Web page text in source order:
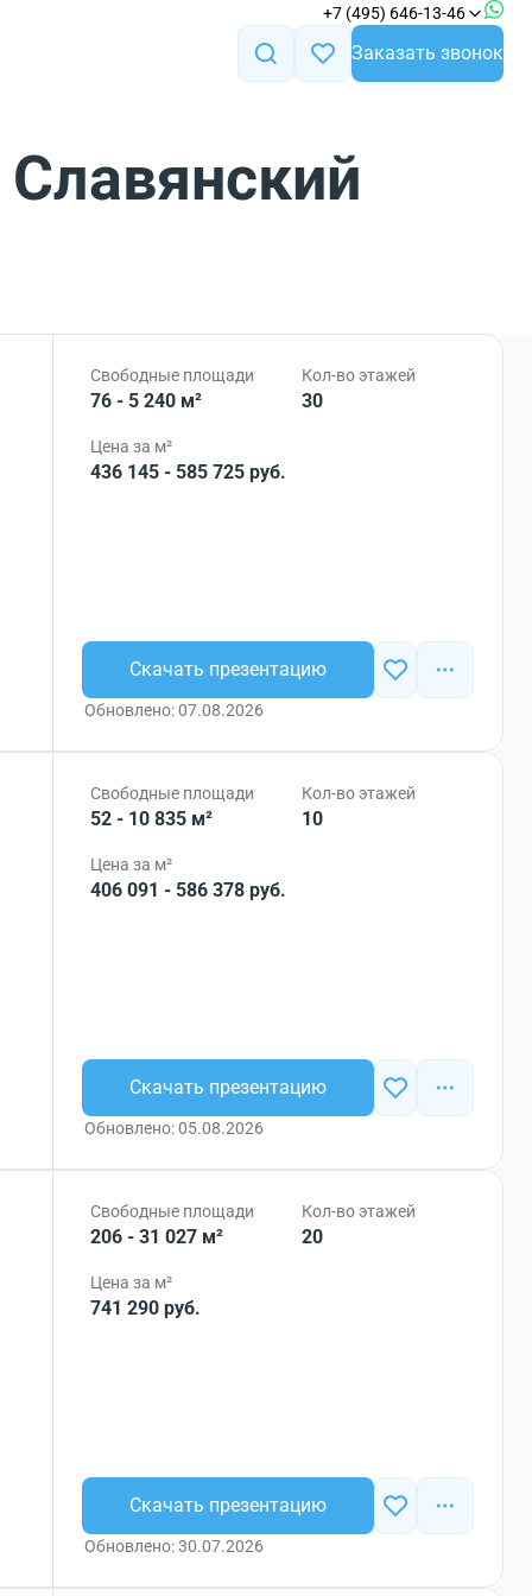
+7 (495) 646-13-46
Заказать звонок
Свободные площади
76 - 5 240 м²
Кол-во этажей
30
Цена за м²
436 145 - 585 725 руб.
Скачать презентацию
Обновлено: 07.08.2026
Свободные площади
52 - 10 835 м²
Кол-во этажей
10
Цена за м²
406 091 - 586 378 руб.
Скачать презентацию
Обновлено: 05.08.2026
Свободные площади
206 - 31 027 м²
Кол-во этажей
20
Цена за м²
741 290 руб.
Скачать презентацию
Обновлено: 30.07.2026